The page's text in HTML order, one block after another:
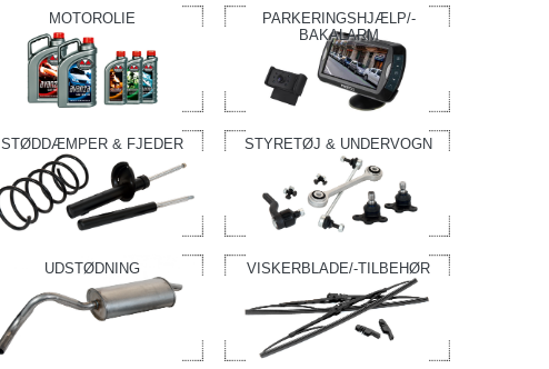
MOTOROLIE
PARKERINGSHJÆLP/-
BAKALARM
STØDDÆMPER & FJEDER STYRETØJ & UNDERVOGN
UDSTØDNING VISKERBLADE/-TILBEHØR